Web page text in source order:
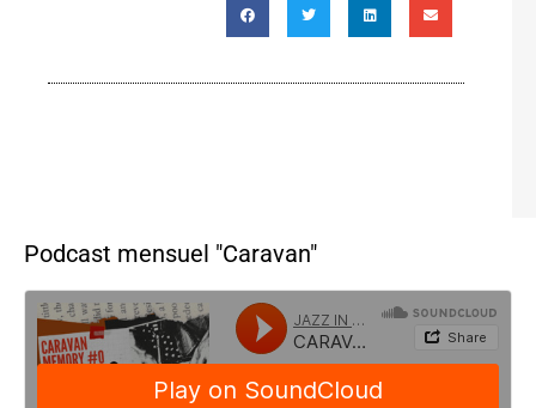
Podcast mensuel "Caravan"